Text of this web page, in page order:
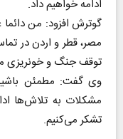
ادامه خواهیم داد.
گوترش افزود: من
مصر، قطر و اردن در
توقف جنگ و خونریزی
وی گفت: مطمئن
مشکلات به تلاش‌ها
تشکر می‌کنیم.